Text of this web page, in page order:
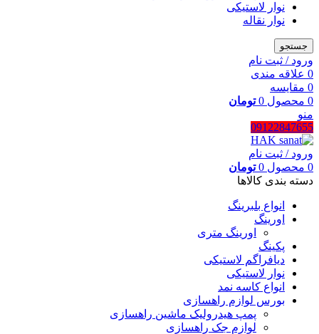
نوار لاستیکی
نوار نقاله
جستجو
ورود / ثبت نام
0 علاقه مندی
0 مقایسه
0 محصول 0 تومان
منو
09122847655
ورود / ثبت نام
0 محصول 0 تومان
دسته بندی کالاها
انواع بلبرینگ
اورینگ
اورینگ متری
پکینگ
دیافراگم لاستیکی
نوار لاستیکی
انواع کاسه نمد
بورس لوازم راهسازی
پمپ هیدرولیک ماشین راهسازی
لوازم جک راهسازی